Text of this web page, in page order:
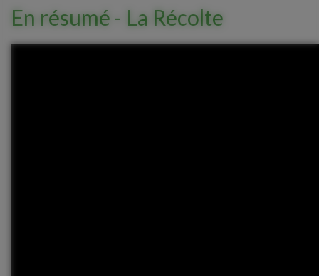
En résumé - La Récolte